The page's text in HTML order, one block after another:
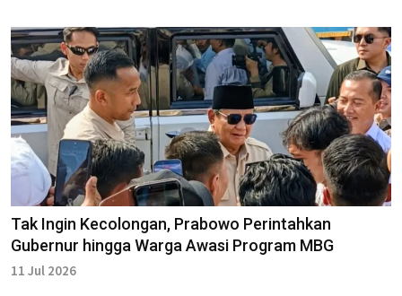
Tak Ingin Kecolongan, Prabowo Perintahkan
Gubernur hingga Warga Awasi Program MBG
11 Jul 2026